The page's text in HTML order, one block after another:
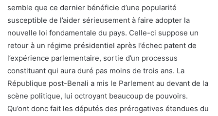
semble que ce dernier bénéficie d’une popularité
susceptible de l’aider sérieusement à faire adopter la
nouvelle loi fondamentale du pays. Celle-ci suppose un
retour à un régime présidentiel après l’échec patent de
l’expérience parlementaire, sortie d’un processus
constituant qui aura duré pas moins de trois ans. La
République post-Benali a mis le Parlement au devant de la
scène politique, lui octroyant beaucoup de pouvoirs.
Qu’ont donc fait les députés des prérogatives étendues du